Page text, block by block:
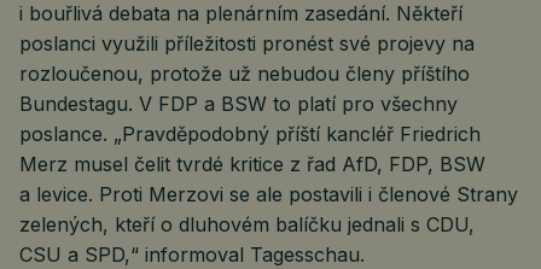
i bouřlivá debata na plenárním zasedání. Někteří
poslanci využili příležitosti pronést své projevy na
rozloučenou, protože už nebudou členy příštího
Bundestagu. V FDP a BSW to platí pro všechny
poslance. „Pravděpodobný příští kancléř Friedrich
Merz musel čelit tvrdé kritice z řad AfD, FDP, BSW
a levice. Proti Merzovi se ale postavili i členové Strany
zelených, kteří o dluhovém balíčku jednali s CDU,
CSU a SPD,“ informoval Tagesschau.